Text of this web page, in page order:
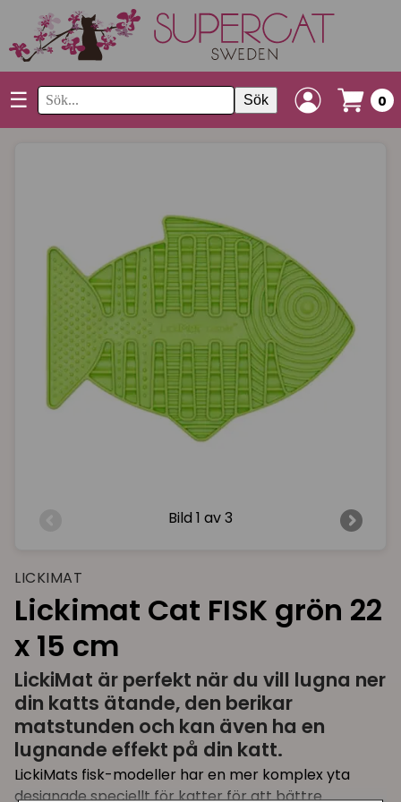
☰ Sök 0
Bild 1 av 3
LICKIMAT
Lickimat Cat FISK grön 22
x 15 cm
LickiMat är perfekt när du vill lugna ner
din katts ätande, den berikar
matstunden och kan även ha en
lugnande effekt på din katt.
LickiMats fisk-modeller har en mer komplex yta
designade speciellt för katter för att bättre